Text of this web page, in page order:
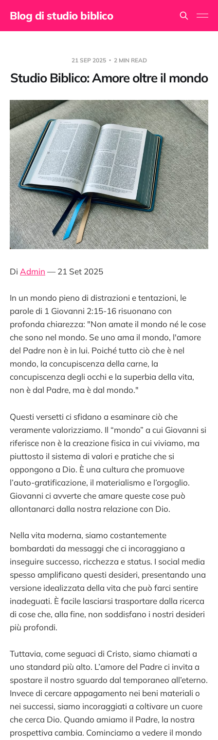
Blog di studio biblico
21 SEP 2025 2 MIN READ
Studio Biblico: Amore oltre il mondo
Di Admin — 21 Set 2025
In un mondo pieno di distrazioni e tentazioni, le
parole di 1 Giovanni 2:15-16 risuonano con
profonda chiarezza: "Non amate il mondo né le cose
che sono nel mondo. Se uno ama il mondo, l'amore
del Padre non è in lui. Poiché tutto ciò che è nel
mondo, la concupiscenza della carne, la
concupiscenza degli occhi e la superbia della vita,
non è dal Padre, ma è dal mondo."
Questi versetti ci sfidano a esaminare ciò che
veramente valorizziamo. Il “mondo” a cui Giovanni si
riferisce non è la creazione fisica in cui viviamo, ma
piuttosto il sistema di valori e pratiche che si
oppongono a Dio. È una cultura che promuove
l’auto-gratificazione, il materialismo e l’orgoglio.
Giovanni ci avverte che amare queste cose può
allontanarci dalla nostra relazione con Dio.
Nella vita moderna, siamo costantemente
bombardati da messaggi che ci incoraggiano a
inseguire successo, ricchezza e status. I social media
spesso amplificano questi desideri, presentando una
versione idealizzata della vita che può farci sentire
inadeguati. È facile lasciarsi trasportare dalla ricerca
di cose che, alla fine, non soddisfano i nostri desideri
più profondi.
Tuttavia, come seguaci di Cristo, siamo chiamati a
uno standard più alto. L’amore del Padre ci invita a
spostare il nostro sguardo dal temporaneo all’eterno.
Invece di cercare appagamento nei beni materiali o
nei successi, siamo incoraggiati a coltivare un cuore
che cerca Dio. Quando amiamo il Padre, la nostra
prospettiva cambia. Cominciamo a vedere il mondo